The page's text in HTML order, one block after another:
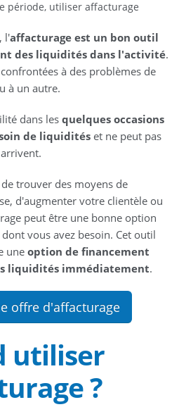
période, utiliser affacturage
l'affacturage est un bon outil
des liquidités dans l'activité.
à des problèmes de
à un autre.
dans les quelques occasions
de liquidités et ne peut pas
trouver des moyens de
d'augmenter votre clientèle ou
peut être une bonne option
vous avez besoin. Cet outil
une option de financement
liquidités immédiatement.
offre d'affacturage
utiliser
?